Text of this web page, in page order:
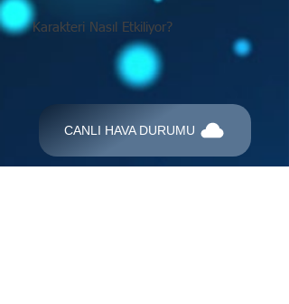
Karakteri Nasıl Etkiliyor?
CANLI HAVA DURUMU